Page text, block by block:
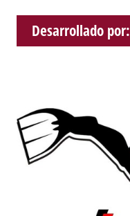
Desarrollado por: